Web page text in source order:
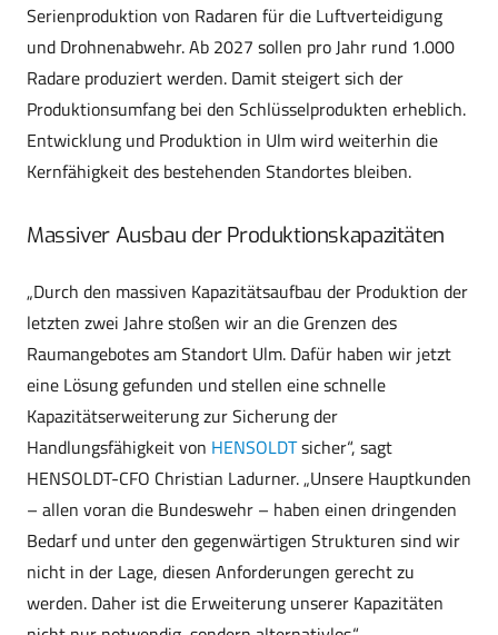
Serienproduktion von Radaren für die Luftverteidigung
und Drohnenabwehr. Ab 2027 sollen pro Jahr rund 1.000
Radare produziert werden. Damit steigert sich der
Produktionsumfang bei den Schlüsselprodukten erheblich.
Entwicklung und Produktion in Ulm wird weiterhin die
Kernfähigkeit des bestehenden Standortes bleiben.
Massiver Ausbau der Produktionskapazitäten
„Durch den massiven Kapazitätsaufbau der Produktion der
letzten zwei Jahre stoßen wir an die Grenzen des
Raumangebotes am Standort Ulm. Dafür haben wir jetzt
eine Lösung gefunden und stellen eine schnelle
Kapazitätserweiterung zur Sicherung der
Handlungsfähigkeit von HENSOLDTsicher“, sagt
HENSOLDT-CFO Christian Ladurner. „Unsere Hauptkunden
– allen voran die Bundeswehr – haben einen dringenden
Bedarf und unter den gegenwärtigen Strukturen sind wir
nicht in der Lage, diesen Anforderungen gerecht zu
werden. Daher ist die Erweiterung unserer Kapazitäten